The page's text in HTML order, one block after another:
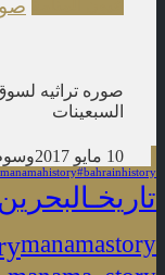
صوره تراثيه
السبعينات
10 مايو 2017
#bahrainhistory
#تاريخـالبحرين
manamastory